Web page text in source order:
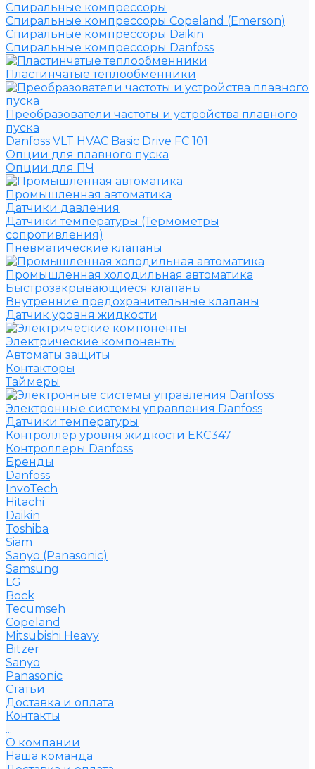
Спиральные компрессоры
Спиральные компрессоры Copeland (Emerson)
Спиральные компрессоры Daikin
Спиральные компрессоры Danfoss
Пластинчатые теплообменники
Преобразователи частоты и устройства плавного
пуска
Danfoss VLT HVAC Basic Drive FC 101
Опции для плавного пуска
Опции для ПЧ
Промышленная автоматика
Датчики давления
Датчики температуры (Термометры
сопротивления)
Пневматические клапаны
Промышленная холодильная автоматика
Быстрозакрывающиеся клапаны
Внутренние предохранительные клапаны
Датчик уровня жидкости
Электрические компоненты
Автоматы защиты
Контакторы
Таймеры
Электронные системы управления Danfoss
Датчики температуры
Контроллер уровня жидкости ЕКС347
Контроллеры Danfoss
Бренды
Danfoss
InvoTech
Hitachi
Daikin
Toshiba
Siam
Sanyo (Panasonic)
Samsung
LG
Bock
Tecumseh
Copeland
Mitsubishi Heavy
Bitzer
Sanyo
Рanasonic
Статьи
Доставка и оплата
Контакты
...
О компании
Наша команда